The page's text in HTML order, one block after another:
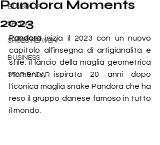
BLUSH UP
SHOWS
SHOES HEAVEN
BUSINESS
STAR RADAR
Pandora Moments
2023
Pandora inizia il 2023 con un nuovo
capitolo all’insegna di artigianalità e
stile: il lancio della maglia geometrica
Moments, ispirata 20 anni dopo
l'iconica maglia snake Pandora che ha
reso il gruppo danese famoso in tutto
il mondo.